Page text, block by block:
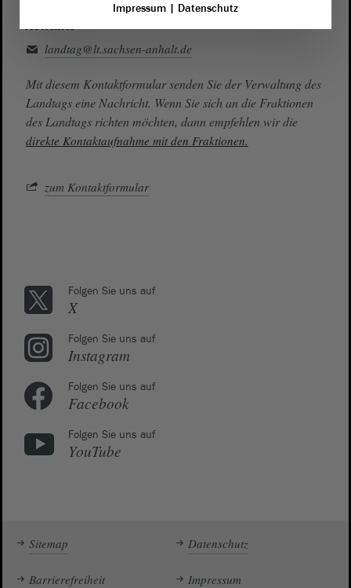
Kontakt
landtag@lt.sachsen-anhalt.de
Mit diesem Kontaktformular senden Sie der Verwaltung des
Landtags eine Nachricht. Wenn Sie sich an die Fraktionen
des Landtags richten möchten, dann empfehlen wir die
direkte Kontaktaufnahme mit den Fraktionen.
zum Kontaktformular
Folgen Sie uns auf
X
Folgen Sie uns auf
Instagram
Folgen Sie uns auf
Facebook
Folgen Sie uns auf
YouTube
Sitemap Datenschutz
Barrierefreiheit Impressum
Impressum| Datenschutz